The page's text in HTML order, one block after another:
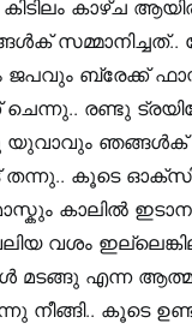
കാഴ്ച
സമ്മാനിച്ചത്..
ബ്രേക്ക്
ചെന്നു.. രണ്ടു
ഞങ്ങൾക്
തന്നു.. കൂടെ
കാലിൽ
വശം
മടങ്ങു എന്ന
നീങ്ങി.. കൂടെ